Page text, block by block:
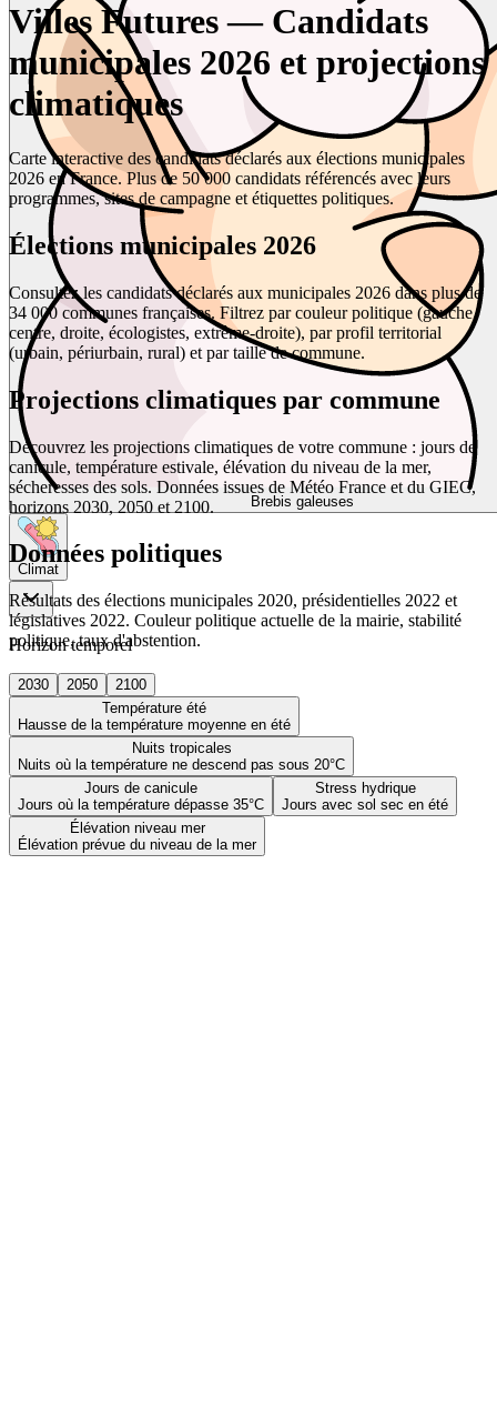
Brebis galeuses
Climat
Horizon temporel
2030 2050
2100
Température été
Hausse de la température moyenne en été
Nuits tropicales
Nuits où la température ne descend pas sous 20°C
Jours de canicule
Jours où la température dépasse 35°C
Stress hydrique
Jours avec sol sec en été
Élévation niveau mer
Élévation prévue du niveau de la mer
Villes Futures — Candidats
municipales 2026 et projections
climatiques
Carte interactive des candidats déclarés aux élections municipales
2026 en France. Plus de 50 000 candidats référencés avec leurs
programmes, sites de campagne et étiquettes politiques.
Élections municipales 2026
Consultez les candidats déclarés aux municipales 2026 dans plus de
34 000 communes françaises. Filtrez par couleur politique (gauche,
centre, droite, écologistes, extrême-droite), par profil territorial
(urbain, périurbain, rural) et par taille de commune.
Projections climatiques par commune
Découvrez les projections climatiques de votre commune : jours de
canicule, température estivale, élévation du niveau de la mer,
sécheresses des sols. Données issues de Météo France et du GIEC,
horizons 2030, 2050 et 2100.
Données politiques
Résultats des élections municipales 2020, présidentielles 2022 et
législatives 2022. Couleur politique actuelle de la mairie, stabilité
politique, taux d'abstention.